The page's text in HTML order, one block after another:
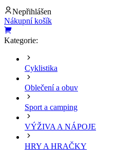
Nepřihlášen
Nákupní košík
Kategorie:
Cyklistika
Oblečení a obuv
Sport a camping
VÝŽIVA A NÁPOJE
HRY A HRAČKY